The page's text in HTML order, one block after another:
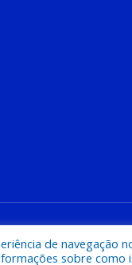
de
sobre como